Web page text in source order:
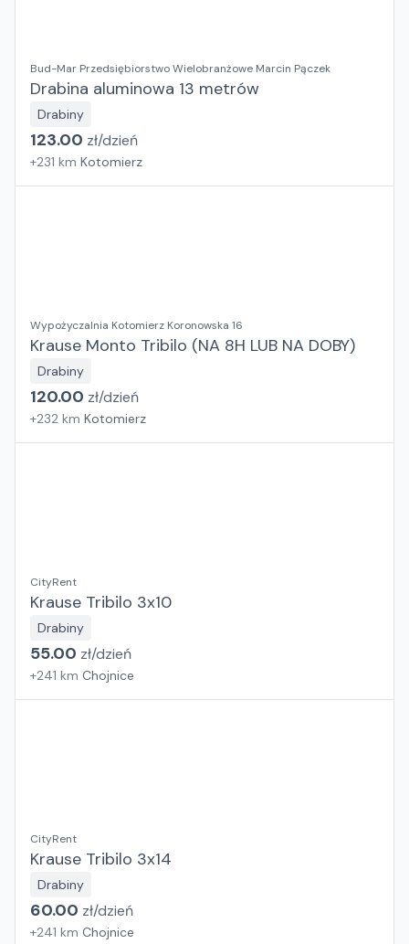
Bud-Mar Przedsiębiorstwo Wielobranżowe Marcin Pączek
Drabina aluminowa 13 metrów
Drabiny
123.00 zł/dzień
+231 km Kotomierz
Wypożyczalnia Kotomierz Koronowska 16
Krause Monto Tribilo (NA 8H LUB NA DOBY)
Drabiny
120.00 zł/dzień
+232 km Kotomierz
CityRent
Krause Tribilo 3x10
Drabiny
55.00 zł/dzień
+241 km Chojnice
CityRent
Krause Tribilo 3x14
Drabiny
60.00 zł/dzień
+241 km Chojnice